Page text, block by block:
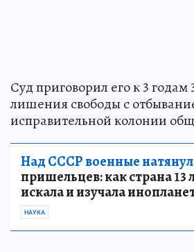
Суд приговорил его к 3 годам
лишения свободы с
исправительной колонии
Над СССР военные
пришельцев: как страна 13
искала и изучала
НАУКА